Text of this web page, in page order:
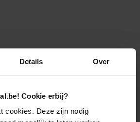
Details Over
Cookie erbij?
cookies. Deze zijn nodig